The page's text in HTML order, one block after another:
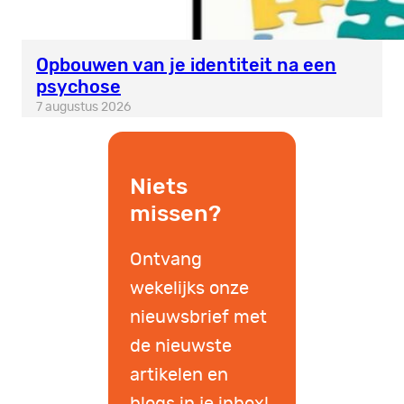
Opbouwen van je identiteit na een
psychose
7 augustus 2026
Niets
missen?
Ontvang
wekelijks onze
nieuwsbrief met
de nieuwste
artikelen en